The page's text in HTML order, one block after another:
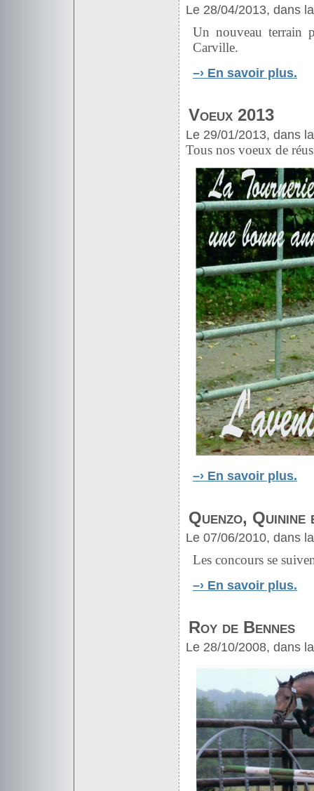
Le 28/04/2013, dans
Un nouveau terrain
Carville.
–› En savoir plus.
Voeux 2013
Le 29/01/2013, dans
Tous nos voeux de
–› En savoir plus.
Quenzo,
Le 07/06/2010, dans
Les concours se
–› En savoir plus.
Roy de Bennes
Le 28/10/2008, dans